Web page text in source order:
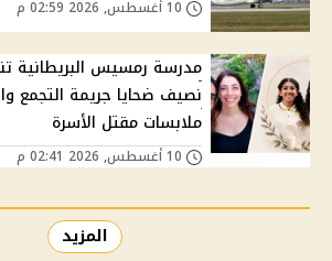
مدرسة رمسيس البريطانية
نصيف ضحايا جريمة التجمع
ملابسات مقتل الأسرة
المزيد